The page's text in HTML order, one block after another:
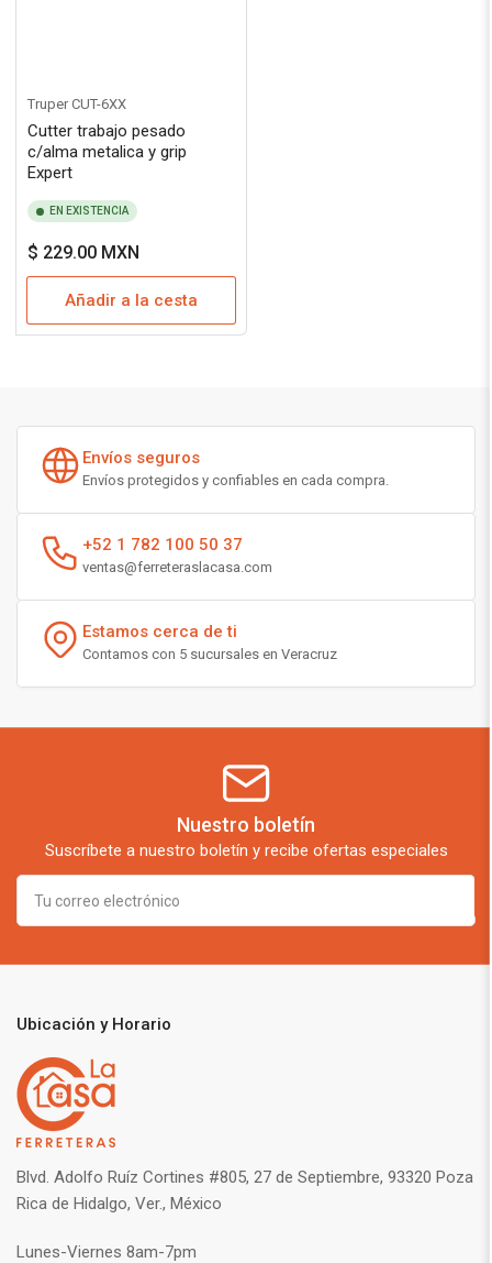
Truper CUT-6XX
Cutter trabajo pesado
c/alma metalica y grip
Expert
EN EXISTENCIA
Precio
regular
$ 229.00 MXN
Añadir a la cesta
Envíos seguros
Envíos protegidos y confiables en cada compra.
+52 1 782 100 50 37
ventas@ferreteraslacasa.com
Estamos cerca de ti
Contamos con 5 sucursales en Veracruz
Nuestro boletín
Suscríbete a nuestro boletín y recibe ofertas especiales
Tu
correo
electrónico
Ubicación y Horario
Blvd. Adolfo Ruíz Cortines #805, 27 de Septiembre, 93320 Poza
Rica de Hidalgo, Ver., México
Lunes-Viernes 8am-7pm